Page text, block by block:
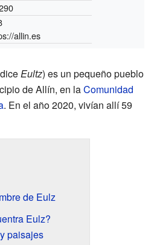
allin.es
Eultz) es un pequeño pueblo
de Allín, en laComunidad
. En el año 2020, vivían allí 59
de Eulz
Eulz?
paisajes